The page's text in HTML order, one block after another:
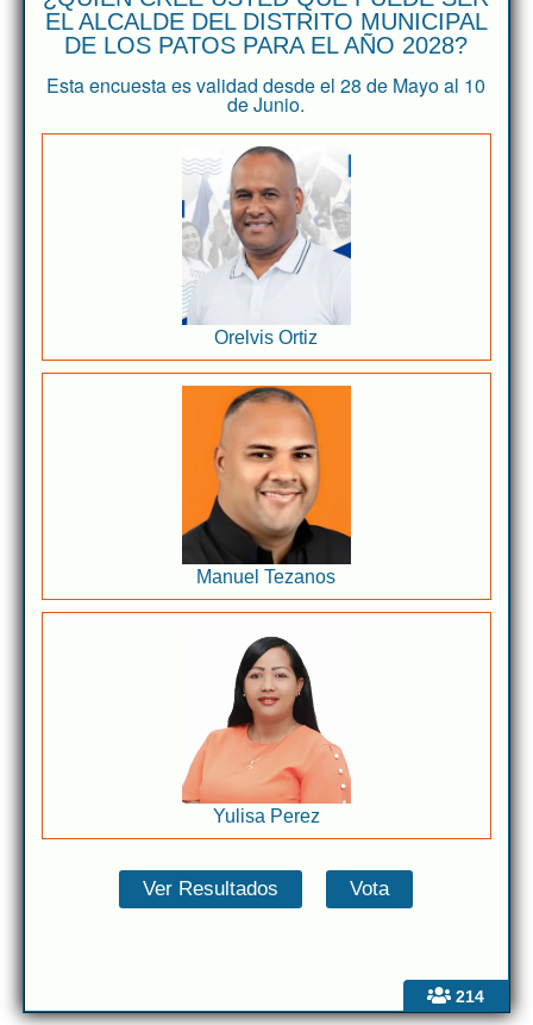
214
EL ALCALDE DEL DISTRITO MUNICIPAL
DE LOS PATOS PARA EL AÑO 2028?
Esta encuesta es validad desde el 28 de Mayo al 10
de Junio.
Orelvis Ortiz
Manuel Tezanos
Yulisa Perez